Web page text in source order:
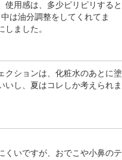
使用感は、多少ピリピリすると
は油分調整をしてくれてま
ました。
クションは、化粧水のあとに塗
いし、夏はコレしか考えられま
くいですが、おでこや小鼻のテ